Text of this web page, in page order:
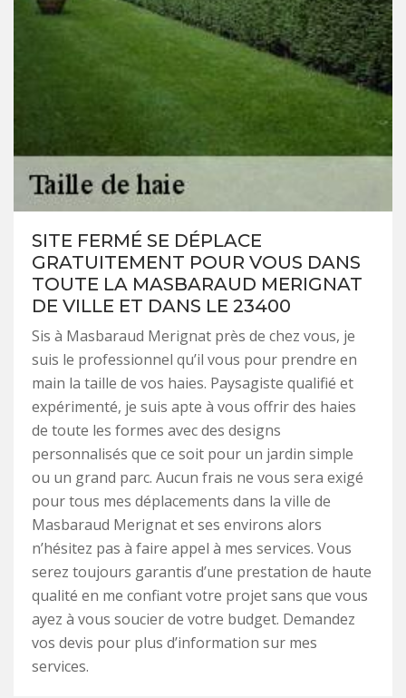
SITE FERMÉ SE DÉPLACE
GRATUITEMENT POUR VOUS DANS
TOUTE LA MASBARAUD MERIGNAT
DE VILLE ET DANS LE 23400
Sis à Masbaraud Merignat près de chez vous, je
suis le professionnel qu’il vous pour prendre en
main la taille de vos haies. Paysagiste qualifié et
expérimenté, je suis apte à vous offrir des haies
de toute les formes avec des designs
personnalisés que ce soit pour un jardin simple
ou un grand parc. Aucun frais ne vous sera exigé
pour tous mes déplacements dans la ville de
Masbaraud Merignat et ses environs alors
n’hésitez pas à faire appel à mes services. Vous
serez toujours garantis d’une prestation de haute
qualité en me confiant votre projet sans que vous
ayez à vous soucier de votre budget. Demandez
vos devis pour plus d’information sur mes
services.